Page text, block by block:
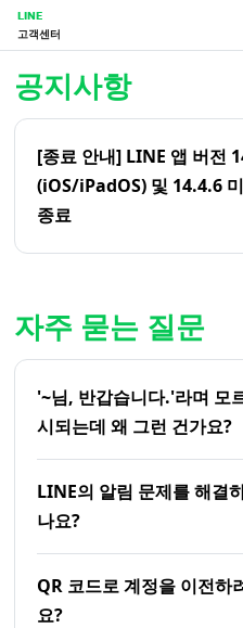
LINE
고객센터
공지사항
[종료 안내] LINE 앱 버전
(iOS/iPadOS) 및 14.4.6
종료
자주 묻는 질문
'~님, 반갑습니다.'라며 모
시되는데 왜 그런 건가요?
LINE의 알림 문제를 해결
나요?
QR 코드로 계정을 이전하
요?